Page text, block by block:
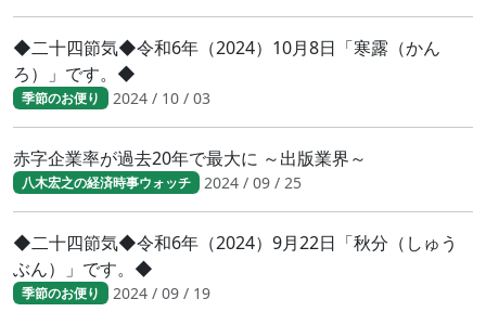
◆二十四節気◆令和6年（2024）10月8日「寒露（かん
ろ）」です。◆
季節のお便り 2024 / 10 / 03
赤字企業率が過去20年で最大に ～出版業界～
八木宏之の経済時事ウォッチ 2024 / 09 / 25
◆二十四節気◆令和6年（2024）9月22日「秋分（しゅう
ぶん）」です。◆
季節のお便り 2024 / 09 / 19